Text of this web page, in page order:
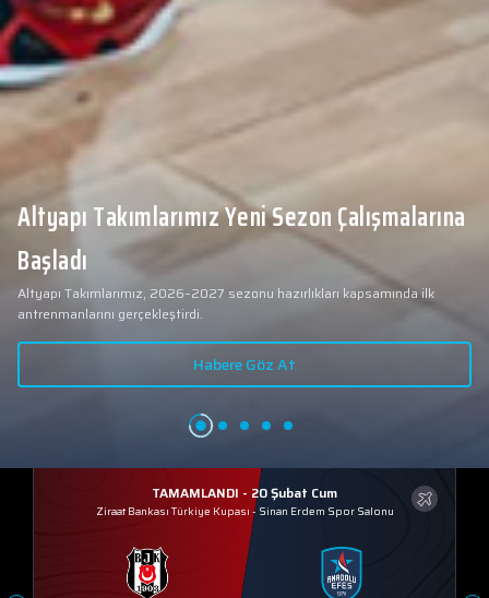
Altyapı Takımlarımız Yeni Sezon Çalışmalarına
Başladı
Altyapı Takımlarımız, 2026–2027 sezonu hazırlıkları kapsamında ilk
antrenmanlarını gerçekleştirdi.
Habere Göz At
TAMAMLANDI - 20 Şubat Cum
Ziraat Bankası Türkiye Kupası - Sinan Erdem Spor Salonu